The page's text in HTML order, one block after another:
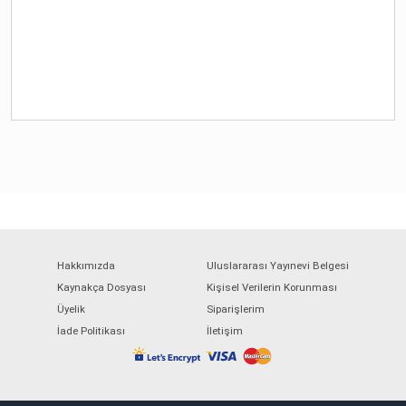
Hakkımızda
Uluslararası Yayınevi Belgesi
Kaynakça Dosyası
Kişisel Verilerin Korunması
Üyelik
Siparişlerim
İade Politikası
İletişim